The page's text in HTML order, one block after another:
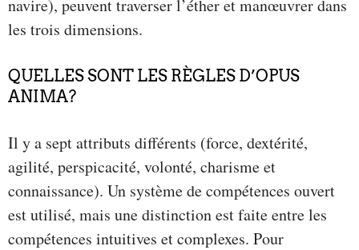
navire), peuvent traverser l’éther et manœuvrer dans
les trois dimensions.
QUELLES SONT LES RÈGLES D’OPUS
ANIMA?
Il y a sept attributs différents (force, dextérité,
agilité, perspicacité, volonté, charisme et
connaissance). Un système de compétences ouvert
est utilisé, mais une distinction est faite entre les
compétences intuitives et complexes. Pour